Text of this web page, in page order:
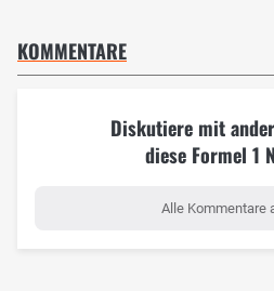
KOMMENTARE
Diskutiere mit
diese Formel 1
Alle Kommentare